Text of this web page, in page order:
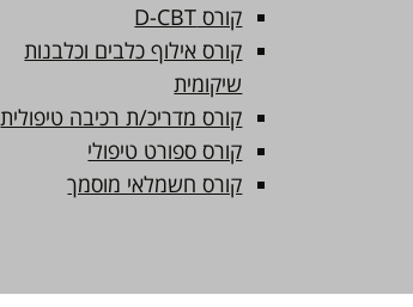
קורס D-CBT
קורס אילוף כלבים וכלבנות
שיקומית
קורס מדריכ/ת רכיבה טיפולית
קורס ספורט טיפולי
קורס חשמלאי מוסמך